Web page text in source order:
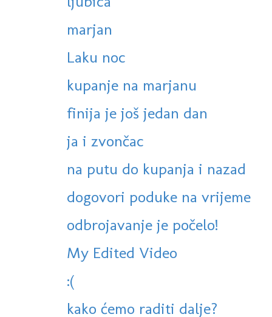
marjan
Laku noc
kupanje na marjanu
finija je još jedan dan
ja i zvončac
na putu do kupanja i nazad
dogovori poduke na vrijeme
odbrojavanje je počelo!
My Edited Video
:(
kako ćemo raditi dalje?